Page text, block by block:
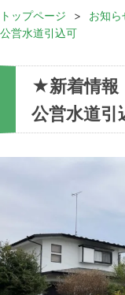
トップページ > お知ら
公営水道引込可
★新着情報
公営水道引